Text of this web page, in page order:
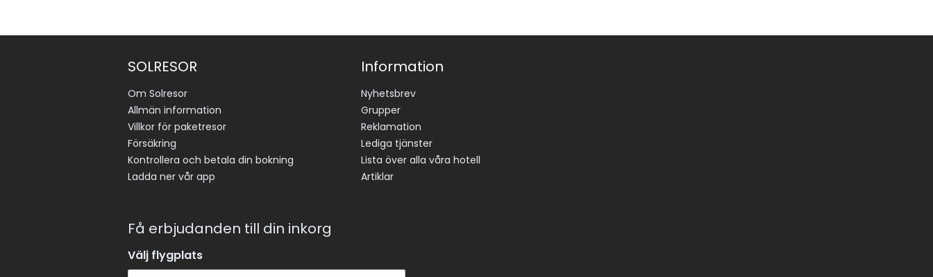
SOLRESOR
Om Solresor
Allmän information
Villkor för paketresor
Försäkring
Kontrollera och betala din bokning
Ladda ner vår app
Information
Nyhetsbrev
Grupper
Reklamation
Lediga tjänster
Lista över alla våra hotell
Artiklar
Få erbjudanden till din inkorg
Välj flygplats